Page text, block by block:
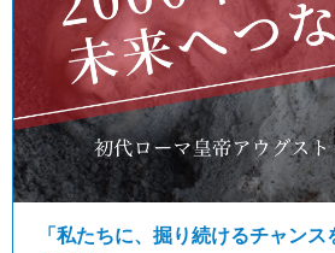
「私たちに、掘り続けるチャン